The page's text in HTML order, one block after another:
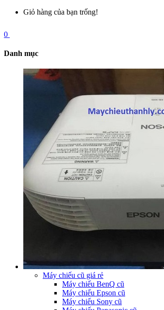
Giỏ hàng của bạn trống!
0
Danh mục
Máy chiếu cũ giá rẻ
Máy chiếu BenQ cũ
Máy chiếu Epson cũ
Máy chiếu Sony cũ